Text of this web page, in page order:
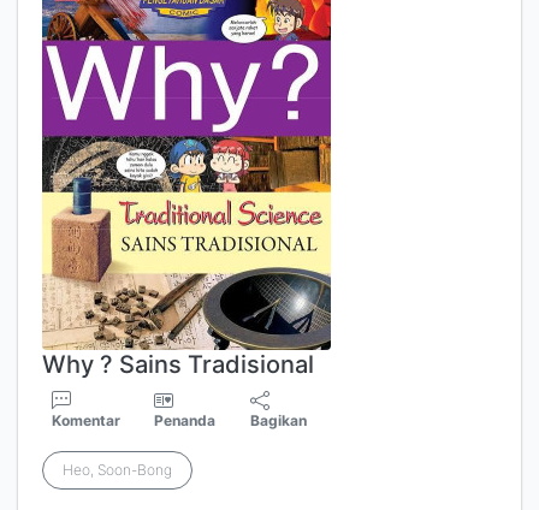
Why ? Sains Tradisional
Komentar Penanda Bagikan
Heo, Soon-Bong